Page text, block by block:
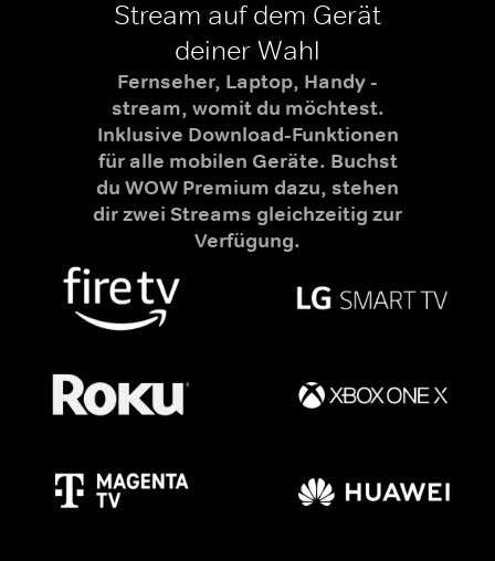
Stream auf dem Gerät
deiner Wahl
Fernseher, Laptop, Handy -
stream, womit du möchtest.
Inklusive Download-Funktionen
für alle mobilen Geräte. Buchst
du WOW Premium dazu, stehen
dir zwei Streams gleichzeitig zur
Verfügung.